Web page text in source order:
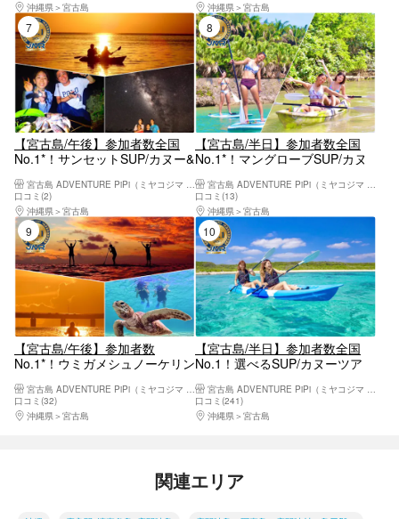
沖縄県
宮古島
沖縄県
宮古島
7位
【宮古島/午後】参加者数全国
No.1*！サンセットSUP/カヌー&
マジックアワーを全身で体感
宮古島 ADVENTURE PiPi（ミヤコジマ アドベンチャー ピピ）
口コミ(2)
沖縄県
宮古島
8位
【宮古島/半日】参加者数全国
No.1*！マングローブSUP/カヌ
を同時に｜高画質写真・送迎・
機材込み＜予約特典あり＞
宮古島 ADVENTURE PiPi（ミヤコジマ アドベンチャー ピピ）
口コミ(13)
沖縄県
宮古島
9位
【宮古島/午後】参加者数
No.1*！ウミガメシュノーケリン
ー！午後から夕方まで満喫！写
真データ無料！
口コミ(32)
沖縄県
宮古島
10位
【宮古島/半日】参加者数全国
No.1！選べるSUP/カヌーツア
う！高画質写真・送迎・機材込
み＜予約特典あり＞
口コミ(241)
沖縄県
宮古島
関連エリア